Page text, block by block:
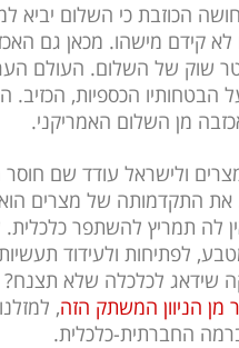
הכוזבת כי השלום יביא
קידם מישהו. מכאן גם
שוק של השלום. העולם
הבטחותיו הכספיות,
מן השלום האמריקני.
ולישראל עודד שם
שלנו בכ-15 שנים. את התקדמותה
לה תמריץ להשתפר
לפתיחות ולעידוד
שידאג לכלכלה שלא תצנח?
הניוון המשתק הזה,
החברתית-כלכלית.